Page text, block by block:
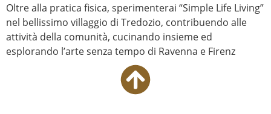
Oltre alla pratica fisica, sperimenterai “Simple Life Living”
nel bellissimo villaggio di Tredozio, contribuendo alle
attività della comunità, cucinando insieme ed
esplorando l’arte senza tempo di Ravenna e Firenz